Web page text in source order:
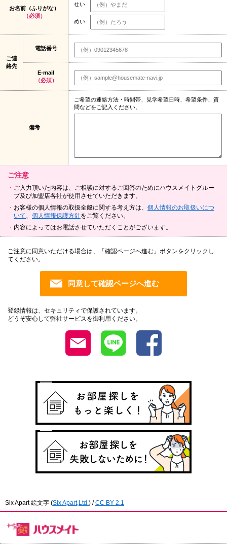
お名前（ふりがな）
（必須）
せい
めい
ご連
絡先
電話番号
E-mail
（必須）
備考
ご希望の連絡方法・時間帯、見学希望日時、希望条件、質
問などをご記入ください。
ご注意
ご入力頂いた内容は、ご相談に対するご回答のためにハウスメイトグルー
プ及び加盟店各社が使用させていただきます。
お客様の個人情報の取扱全般に関する考え方は、 個人情報のお取扱いにつ
いて
個人情報保護方針をご覧ください。
内容によってはお電話させていただくことがございます。
ご注意に同意いただける場合は、「確認ページへ進む」ボタンをクリックし
てください。
登録情報は、セキュリティで保護されています。
どうぞ安心して弊社サービスを御利用ください。
Six Apart 絵文字 (Six Apart,Ltd. ) /CC BY 2.1